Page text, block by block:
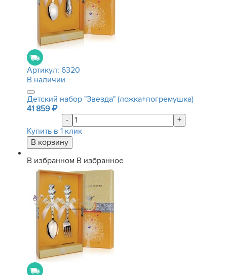
Артикул: 6320
В наличии
Детский набор "Звезда" (ложка+погремушка)
41 859
-
+
Купить в 1 клик
В избранном В избранное